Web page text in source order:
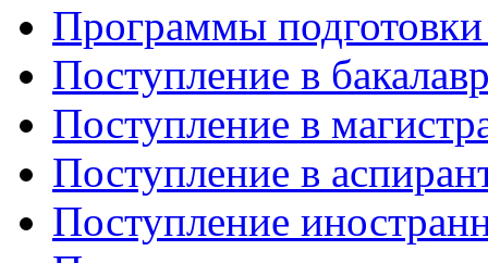
Программы подготовки
Поступление в
Поступление в
Поступление в
Поступление